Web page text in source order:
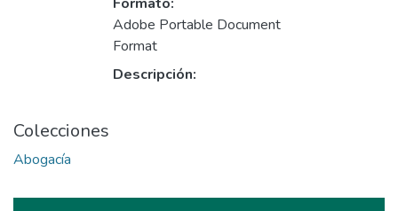
Adobe Portable Document
Format
Descripción:
Colecciones
Abogacía